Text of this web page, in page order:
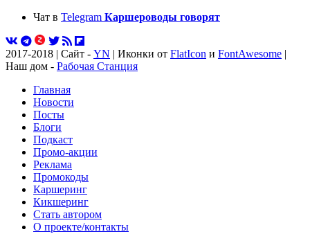
Чат в Telegram Каршероводы говорят
2017-2018 | Сайт - YN | Иконки от FlatIcon и FontAwesome |
Наш дом - Рабочая Станция
Главная
Новости
Посты
Блоги
Подкаст
Промо-акции
Реклама
Промокоды
Каршеринг
Кикшеринг
Стать автором
О проекте/контакты